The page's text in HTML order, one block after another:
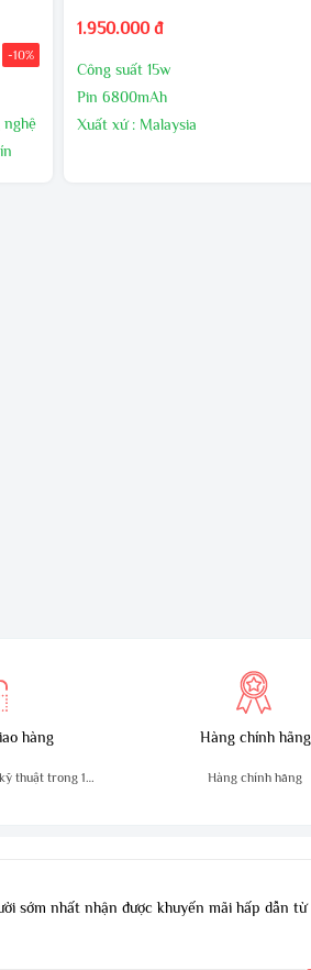
-10%
nghệ
1.950.000 đ
Công suất 15w
Pin 6800mAh
Xuất xứ : Malaysia
hàng
thuật trong 10
Hàng chính hãng
Hàng chính hãng
sớm nhất nhận được khuyến mãi hấp dẫn từ